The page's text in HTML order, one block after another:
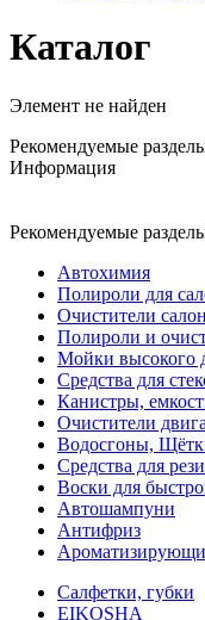
Каталог
Элемент не найден
Рекомендуемые
Информация
Рекомендуемые
Автохимия
Полироли для
Очистители
Полироли и
Мойки высокого
Средства для
Канистры,
Очистители
Водосгоны,
Средства для
Воски для
Автошампуни
Антифриз
Салфетки, губки
EIKOSHA